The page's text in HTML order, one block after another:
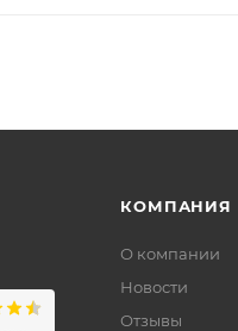
КОМПАНИЯ
О компании
Новости
Отзывы